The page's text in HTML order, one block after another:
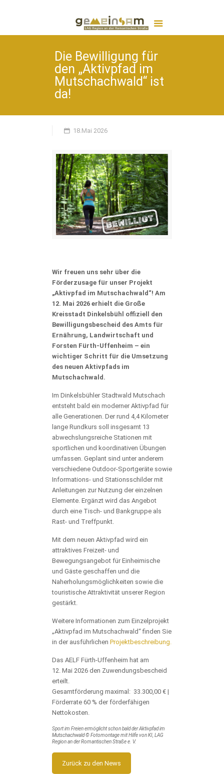
Die Bewilligung für
den „Aktivpfad im
Mutschachwald“ ist
da!
18.Mai 2026
Wir freuen uns sehr über die
Förderzusage für unser Projekt
„Aktivpfad im Mutschachwald“! Am
12. Mai 2026 erhielt die Große
Kreisstadt Dinkelsbühl offiziell den
Bewilligungsbescheid des Amts für
Ernährung, Landwirtschaft und
Forsten Fürth-Uffenheim – ein
wichtiger Schritt für die Umsetzung
des neuen Aktivpfads im
Mutschachwald.
Im Dinkelsbühler Stadtwald Mutschach
entsteht bald ein moderner Aktivpfad für
alle Generationen. Der rund 4,4 Kilometer
lange Rundkurs soll insgesamt 13
abwechslungsreiche Stationen mit
sportlichen und koordinativen Übungen
umfassen. Geplant sind unter anderem
verschiedene Outdoor-Sportgeräte sowie
Informations- und Stationsschilder mit
Anleitungen zur Nutzung der einzelnen
Elemente. Ergänzt wird das Angebot
durch eine Tisch- und Bankgruppe als
Rast- und Treffpunkt.
Mit dem neuen Aktivpfad wird ein
attraktives Freizeit- und
Bewegungsangebot für Einheimische
und Gäste geschaffen und die
Naherholungsmöglichkeiten sowie die
touristische Attraktivität unserer Region
gestärkt.
Weitere Informationen zum Einzelprojekt
„Aktivpfad im Mutschachwald“ finden Sie
in der ausführlichen Projektbeschreibung.
Das AELF Fürth-Uffenheim hat am
12. Mai 2026 den Zuwendungsbescheid
erteilt.
Gesamtförderung maximal: 33.300,00 € |
Förderrate 60 % der förderfähigen
Nettokosten.
Sport im Freien ermöglicht schon bald der Aktivpfad im
Mutschachwald © Fotomontage mit Hilfe von KI, LAG
Region an der Romantischen Straße e. V.
Zurück zu den News